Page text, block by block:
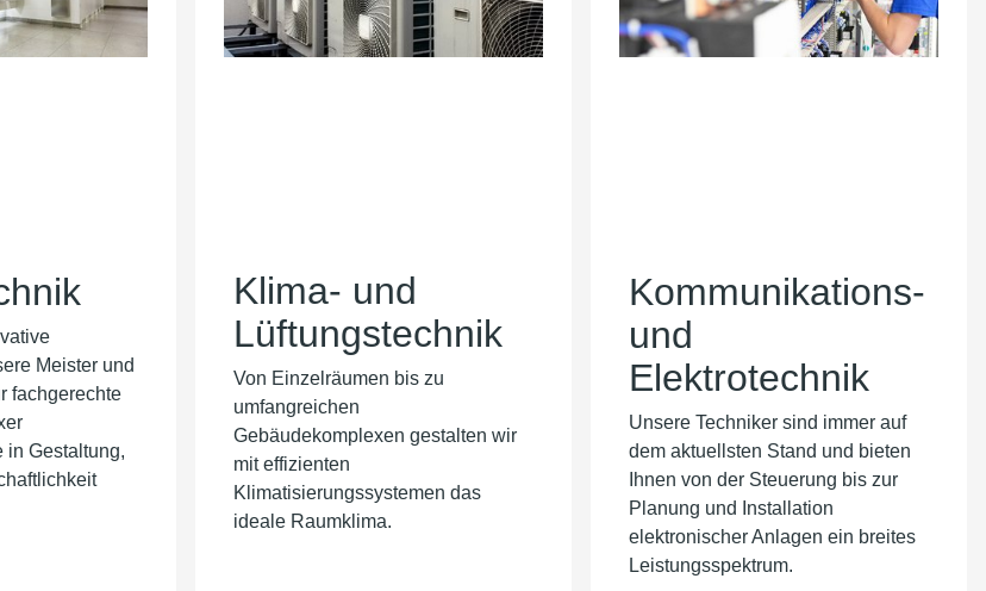
Meister und
fachgerechte
in Gestaltung,
Klima- und
Lüftungstechnik
Von Einzelräumen bis zu
umfangreichen
Gebäudekomplexen gestalten wir
mit effizienten
Klimatisierungssystemen das
ideale Raumklima.
Kommunikations-
und
Elektrotechnik
Unsere Techniker sind immer auf
dem aktuellsten Stand und bieten
Ihnen von der Steuerung bis zur
Planung und Installation
elektronischer Anlagen ein breites
Leistungsspektrum.